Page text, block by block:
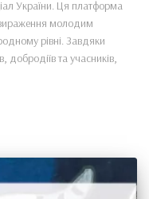
України. Ця платформа
молодим
рівні. Завдяки
добродіїв та учасників,